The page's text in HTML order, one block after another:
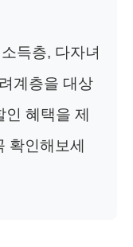
득층, 다자녀
계층을 대상
인 혜택을 제
확인해보세